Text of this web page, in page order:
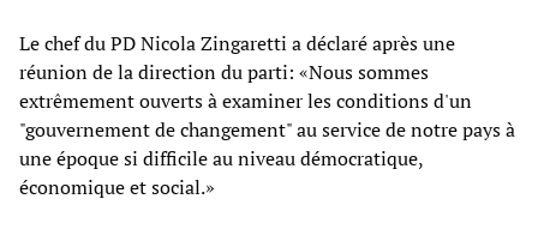
Le chef du PD Nicola Zingaretti a déclaré après une
réunion de la direction du parti: «Nous sommes
extrêmement ouverts à examiner les conditions d'un
"gouvernement de changement" au service de notre pays à
une époque si difficile au niveau démocratique,
économique et social.»